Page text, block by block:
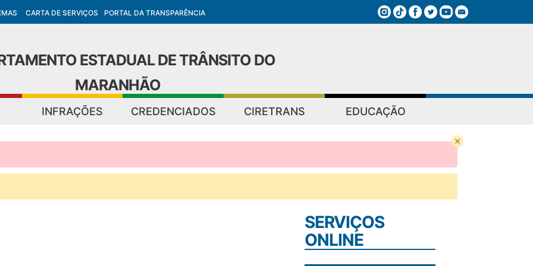
CARTA DE SERVIÇOS PORTAL DA TRANSPARÊNCIA
ESTADUAL DE TRÂNSITO DO
MARANHÃO
INFRAÇÕES CREDENCIADOS CIRETRANS EDUCAÇÃO
SERVIÇOS
ONLINE